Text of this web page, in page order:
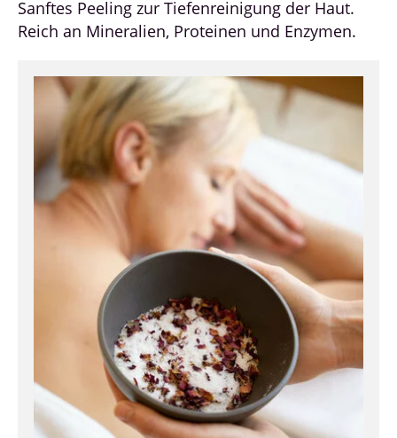
Sanftes Peeling zur Tiefenreinigung der Haut.
Reich an Mineralien, Proteinen und Enzymen.